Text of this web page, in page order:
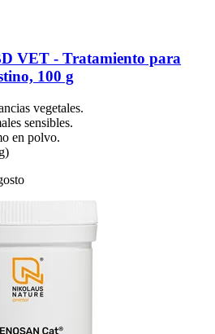
VET -​ Tratamiento para
100 g
vegetales.
sensibles.
en polvo.